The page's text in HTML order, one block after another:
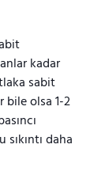
kadar
sabit
bile olsa 1-2
daha